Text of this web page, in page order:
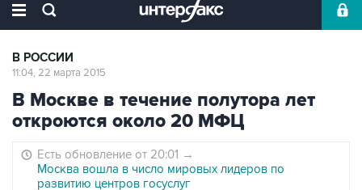
В РОССИИ
11:04, 22 марта 2015
В Москве в течение полутора лет
откроются около 20 МФЦ
Есть обновление от 20:01 →
Москва вошла в число мировых лидеров по
развитию центров госуслуг